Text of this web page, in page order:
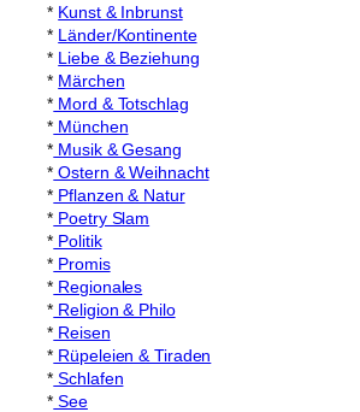
* Kunst & Inbrunst
* Länder/Kontinente
* Liebe & Beziehung
* Märchen
* Mord & Totschlag
* München
* Musik & Gesang
* Ostern & Weihnacht
* Pflanzen & Natur
* Poetry Slam
* Politik
* Promis
* Regionales
* Religion & Philo
* Reisen
* Rüpeleien & Tiraden
* Schlafen
* See